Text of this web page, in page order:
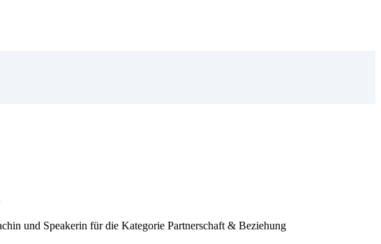
und Speakerin für die Kategorie Partnerschaft & Beziehung